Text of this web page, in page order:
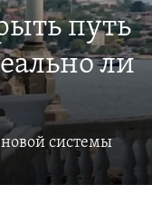
путь
ли
новой системы